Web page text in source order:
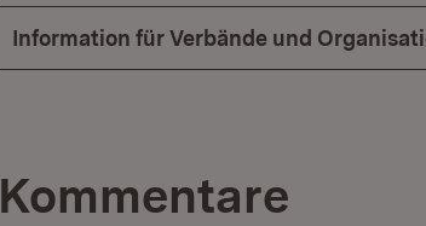
Information für Verbände und
Kommentare